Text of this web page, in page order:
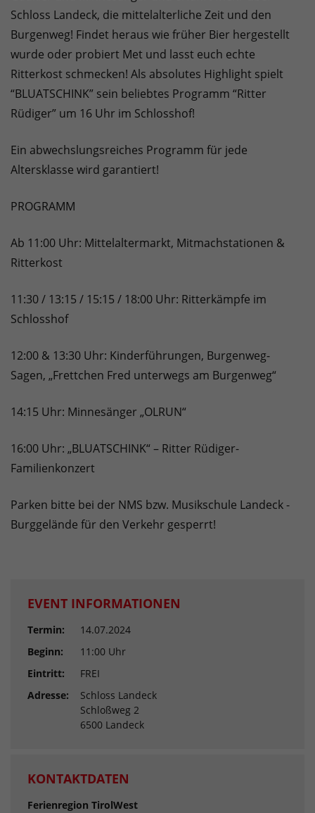
Schloss Landeck, die mittelalterliche Zeit und den
Burgenweg! Findet heraus wie früher Bier hergestellt
wurde oder probiert Met und lasst euch echte
Ritterkost schmecken! Als absolutes Highlight spielt
“BLUATSCHINK” sein beliebtes Programm “Ritter
Rüdiger” um 16 Uhr im Schlosshof!
Ein abwechslungsreiches Programm für jede
Altersklasse wird garantiert!
PROGRAMM
Ab 11:00 Uhr: Mittelaltermarkt, Mitmachstationen &
Ritterkost
11:30 / 13:15 / 15:15 / 18:00 Uhr: Ritterkämpfe im
Schlosshof
12:00 & 13:30 Uhr: Kinderführungen, Burgenweg-
Sagen, „Frettchen Fred unterwegs am Burgenweg“
14:15 Uhr: Minnesänger „OLRUN“
16:00 Uhr: „BLUATSCHINK“ – Ritter Rüdiger-
Familienkonzert
Parken bitte bei der NMS bzw. Musikschule Landeck -
Burggelände für den Verkehr gesperrt!
EVENT INFORMATIONEN
Termin:
14.07.2024
Beginn:
11:00 Uhr
Eintritt:
FREI
Adresse:
Schloss Landeck
Schloßweg 2
6500 Landeck
KONTAKTDATEN
Ferienregion TirolWest